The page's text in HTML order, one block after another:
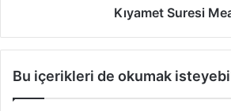
M
Kıyamet Suresi
Bu içerikleri de okumak